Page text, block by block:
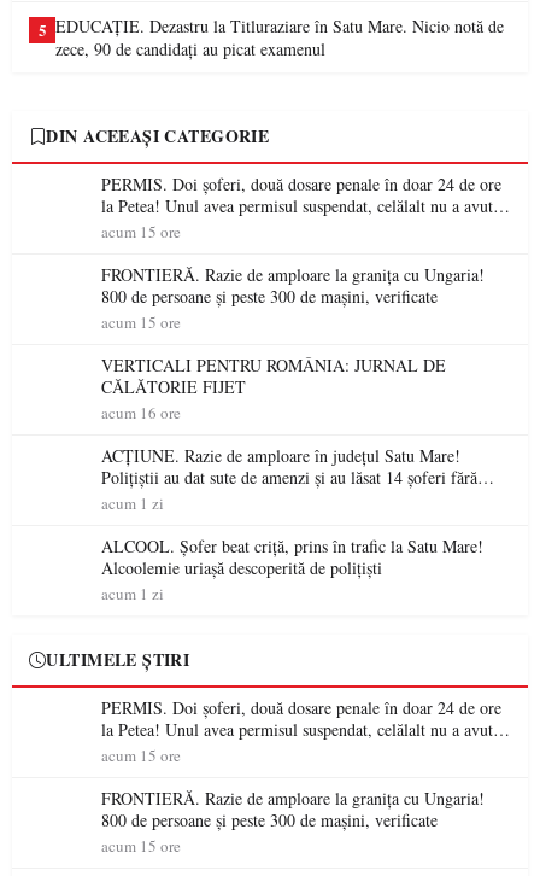
5 EDUCAȚIE. Dezastru la Titluraziare în Satu Mare. Nicio notă de
zece, 90 de candidați au picat examenul
DIN ACEEAȘI CATEGORIE
PERMIS. Doi șoferi, două dosare penale în doar 24 de ore
la Petea! Unul avea permisul suspendat, celălalt nu a avut
niciodată permis
acum 15 ore
FRONTIERĂ. Razie de amploare la granița cu Ungaria!
800 de persoane și peste 300 de mașini, verificate
acum 15 ore
VERTICALI PENTRU ROMÂNIA: JURNAL DE
CĂLĂTORIE FIJET
acum 16 ore
ACȚIUNE. Razie de amploare în județul Satu Mare!
Polițiștii au dat sute de amenzi și au lăsat 14 șoferi fără
permis într-o singură zi
acum 1 zi
ALCOOL. Șofer beat criță, prins în trafic la Satu Mare!
Alcoolemie uriașă descoperită de polițiști
acum 1 zi
ULTIMELE ȘTIRI
PERMIS. Doi șoferi, două dosare penale în doar 24 de ore
la Petea! Unul avea permisul suspendat, celălalt nu a avut
niciodată permis
acum 15 ore
FRONTIERĂ. Razie de amploare la granița cu Ungaria!
800 de persoane și peste 300 de mașini, verificate
acum 15 ore